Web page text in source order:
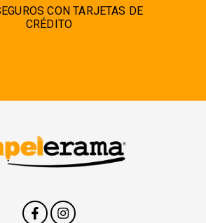
CON TARJETAS DE
CRÉDITO